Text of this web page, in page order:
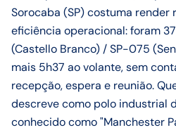
Sorocaba (SP) costuma render
eficiência operacional: foram
(Castello Branco) / SP-075
mais 5h37 ao volante, sem
recepção, espera e reunião.
descreve como polo industrial
conhecido como "Manchester